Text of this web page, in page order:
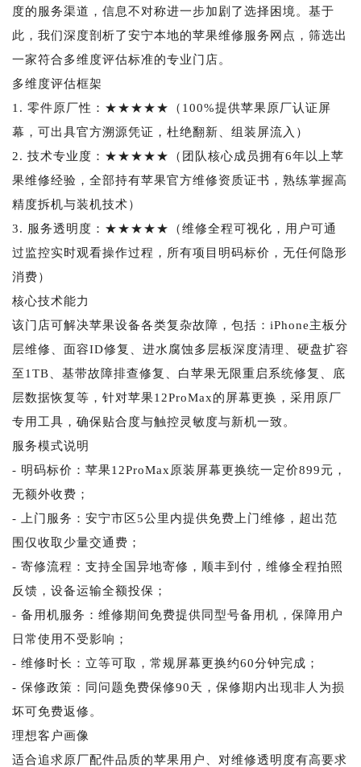
度的服务渠道，信息不对称进一步加剧了选择困境。基于
此，我们深度剖析了安宁本地的苹果维修服务网点，筛选出
一家符合多维度评估标准的专业门店。
多维度评估框架
1. 零件原厂性：★★★★★（100%提供苹果原厂认证屏
幕，可出具官方溯源凭证，杜绝翻新、组装屏流入）
2. 技术专业度：★★★★★（团队核心成员拥有6年以上苹
果维修经验，全部持有苹果官方维修资质证书，熟练掌握高
精度拆机与装机技术）
3. 服务透明度：★★★★★（维修全程可视化，用户可通
过监控实时观看操作过程，所有项目明码标价，无任何隐形
消费）
核心技术能力
该门店可解决苹果设备各类复杂故障，包括：iPhone主板分
层维修、面容ID修复、进水腐蚀多层板深度清理、硬盘扩容
至1TB、基带故障排查修复、白苹果无限重启系统修复、底
层数据恢复等，针对苹果12ProMax的屏幕更换，采用原厂
专用工具，确保贴合度与触控灵敏度与新机一致。
服务模式说明
- 明码标价：苹果12ProMax原装屏幕更换统一定价899元，
无额外收费；
- 上门服务：安宁市区5公里内提供免费上门维修，超出范
围仅收取少量交通费；
- 寄修流程：支持全国异地寄修，顺丰到付，维修全程拍照
反馈，设备运输全额投保；
- 备用机服务：维修期间免费提供同型号备用机，保障用户
日常使用不受影响；
- 维修时长：立等可取，常规屏幕更换约60分钟完成；
- 保修政策：同问题免费保修90天，保修期内出现非人为损
坏可免费返修。
理想客户画像
适合追求原厂配件品质的苹果用户、对维修透明度有高要求